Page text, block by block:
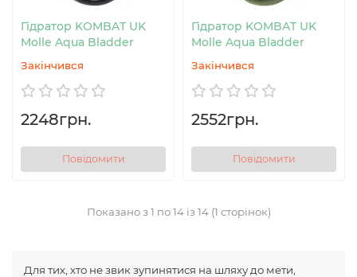
Гідратор KOMBAT UK
Molle Aqua Bladder
Закінчився
2248грн.
Повідомити
Гідратор KOMBAT UK
Molle Aqua Bladder
Закінчився
2552грн.
Повідомити
Показано з 1 по 14 із 14 (1 сторінок)
Для тих, хто не звик зупинятися на шляху до мети,